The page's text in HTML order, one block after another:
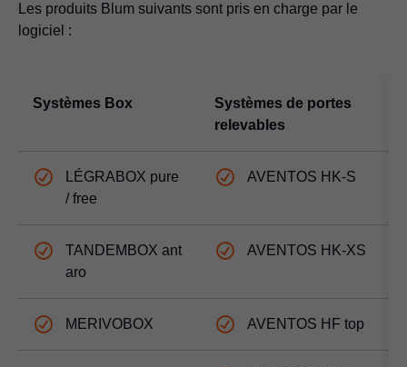
Les produits Blum suivants sont pris en charge par le
logiciel :
Systèmes Box
Systèmes de portes
relevables
LÉGRABOX pure
/ free
AVENTOS HK-S
TANDEMBOX ant
aro
AVENTOS HK-XS
MERIVOBOX AVENTOS HF top